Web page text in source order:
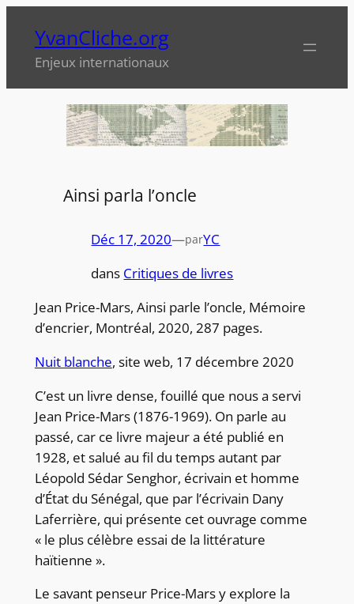
contenu
YvanCliche.org
Enjeux internationaux
Ainsi parla l’oncle
Déc 17, 2020—parYC
dans Critiques de livres
Jean Price-Mars, Ainsi parle l’oncle, Mémoire
d’encrier, Montréal, 2020, 287 pages.
Nuit blanche, site web, 17 décembre 2020
C’est un livre dense, fouillé que nous a servi
Jean Price-Mars (1876-1969). On parle au
passé, car ce livre majeur a été publié en
1928, et salué au fil du temps autant par
Léopold Sédar Senghor, écrivain et homme
d’État du Sénégal, que par l’écrivain Dany
Laferrière, qui présente cet ouvrage comme
« le plus célèbre essai de la littérature
haïtienne ».
Le savant penseur Price-Mars y explore la